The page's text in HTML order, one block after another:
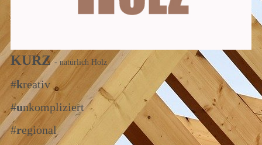
KURZ - natürlich Holz
#kreativ
#unkompliziert
#regional